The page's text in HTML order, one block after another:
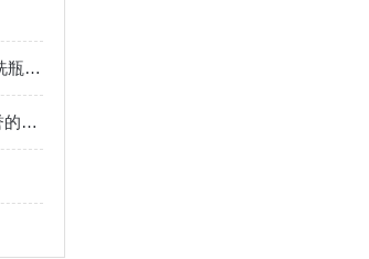
ASONE亚速旺颠倒也可使用的清洗瓶的操作规程
HORIBA pH标准溶液：品质与信誉的保证